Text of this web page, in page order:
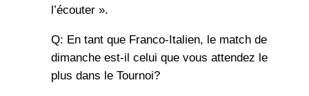
l’écouter ».
Q: En tant que Franco-Italien, le match de
dimanche est-il celui que vous attendez le
plus dans le Tournoi?